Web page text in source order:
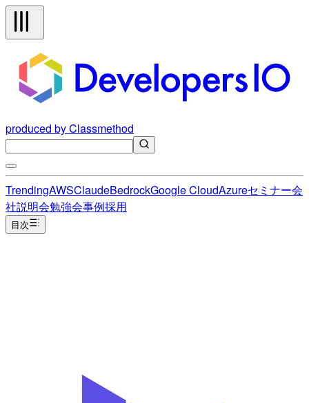
produced by Classmethod
TrendingAWSClaudeBedrockGoogle CloudAzureセミナー会
社説明会勉強会事例採用
目次